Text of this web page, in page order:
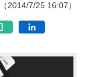
（2014/7/25 16:07）